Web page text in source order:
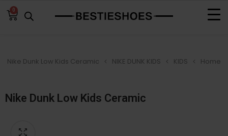
0
Home
KIDS
NIKE DUNK KIDS
Nike Dunk Low Kids Ceramic
Nike Dunk Low Kids Ceramic